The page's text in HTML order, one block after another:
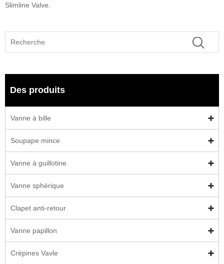
Slimline Valve.
Des produits
Vanne à bille
Soupape mince
Vanne à guillotine
Vanne sphérique
Clapet anti-retour
Vanne papillon
Crépines Vavle